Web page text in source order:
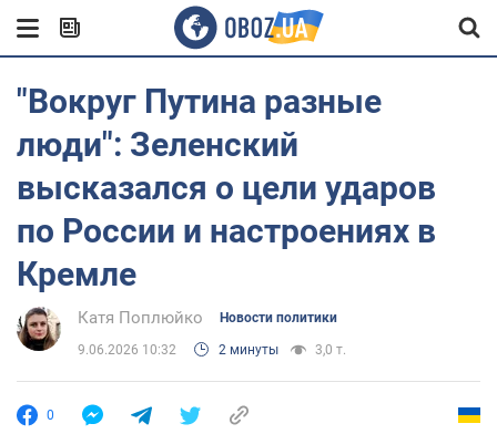
"Вокруг Путина разные
люди": Зеленский
высказался о цели ударов
по России и настроениях в
Кремле
Катя Поплюйко Новости политики
9.06.2026 10:32 2 минуты 3,0 т.
0